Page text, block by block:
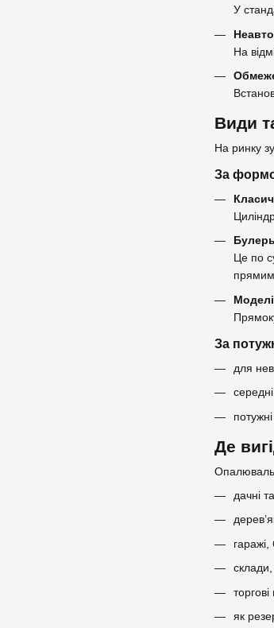
У
На
Види
На ринку
За
Це по
За
для
Де
дачні
як